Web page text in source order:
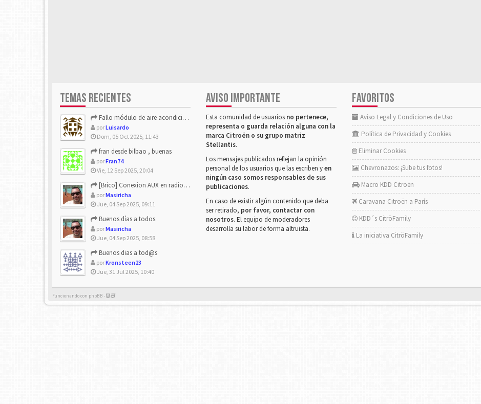
TEMAS RECIENTES
Fallo módulo de aire acondicionado
porLuisardo
Dom, 05 Oct 2025, 11:43
fran desde bilbao , buenas
porFran74
Vie, 12 Sep 2025, 20:04
[Brico] Conexion AUX en radio de origen
porMasiricha
Jue, 04 Sep 2025, 09:11
Buenos días a todos.
porMasiricha
Jue, 04 Sep 2025, 08:58
Buenos dias a tod@s
porKronsteen23
Jue, 31 Jul 2025, 10:40
AVISO IMPORTANTE
Esta comunidad de usuarios no pertenece,
representa o guarda relación alguna con la
marca Citroën o su grupo matriz
Stellantis.
Los mensajes publicados reflejan la opinión
personal de los usuarios que las escriben yen
ningún caso somos responsables de sus
publicaciones.
En caso de existir algún contenido que deba
ser retirado, por favor, contactar con
nosotros. El equipo de moderadores
desarrolla su labor de forma altruista.
FAVORITOS
Aviso Legal y Condiciones de Uso
Política de Privacidad y Cookies
Eliminar Cookies
Chevronazos: ¡Sube tus fotos!
Macro KDD Citroën
Caravana Citroën a París
KDD´s CitröFamily
La iniciativa CitröFamily
Funcionando con phpBB -